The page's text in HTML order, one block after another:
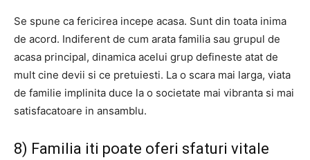
Se spune ca fericirea incepe acasa. Sunt din toata inima
de acord. Indiferent de cum arata familia sau grupul de
acasa principal, dinamica acelui grup defineste atat de
mult cine devii si ce pretuiesti. La o scara mai larga, viata
de familie implinita duce la o societate mai vibranta si mai
satisfacatoare in ansamblu.
8) Familia iti poate oferi sfaturi vitale